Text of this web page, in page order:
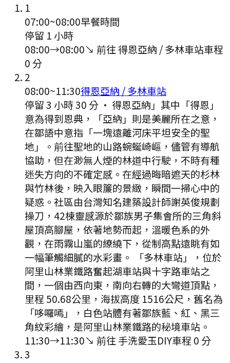
1
07:00~08:00早餐時間
停留 1 小時
08:00→08:00↘ 前往得恩亞納 / 多林車站車程
0 分
2
08:00~11:30得恩亞納 / 多林車站
停留 3 小時 30 分 · 得恩亞納」其中「得恩」
意為得到恩典，「亞納」則是美麗所在之意，
在鄒語中意指「一塊遠離河床平坦安全的聖
地」。前往聖地的山路蜿蜒崎嶇，儘管有導航
協助，但在渺無人煙的林道中行駛，不時有種
迷失方向的不確定感。在經過晦暗遮天的杉林
與竹林後，映入眼簾的景緻，瞬間一掃心中的
疑惑。社區由台灣知名建築設計師謝英俊規劃
操刀，42棟靈感源於鄒族男子集會所的三角斜
屋頂高腳屋，依著地勢而起，溫暖色系的外
觀，在雨霧山嵐的繚繞下，從制高點遠眺有如
一幅筆觸細膩的水彩畫。 「多林車站」，位於
阿里山林業鐵路奮起湖車站與十字路車站之
間，一個由西向東，南向右轉的大彎道頂點，
里程 50.68公里，海拔高度 1516公尺，舊名為
「哆囉嘕」，白色站體有著鄒族藍、紅、黑三
角紋彩繪，是阿里山林業鐵路的秘境車站。
11:30→11:30↘ 前往 手洗愛玉DIY車程 0 分
3